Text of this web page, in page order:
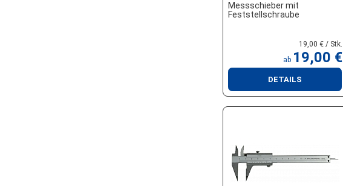
Messschieber mit
Feststellschraube
19,00 € / Stk.
ab 19,00 €
DETAILS